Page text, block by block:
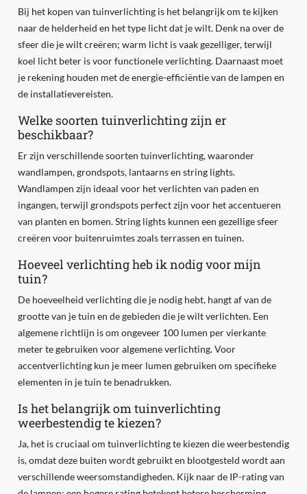
Bij het kopen van tuinverlichting is het belangrijk om te kijken
naar de helderheid en het type licht dat je wilt. Denk na over de
sfeer die je wilt creëren; warm licht is vaak gezelliger, terwijl
koel licht beter is voor functionele verlichting. Daarnaast moet
je rekening houden met de energie-efficiëntie van de lampen en
de installatievereisten.
Welke soorten tuinverlichting zijn er
beschikbaar?
Er zijn verschillende soorten tuinverlichting, waaronder
wandlampen, grondspots, lantaarns en string lights.
Wandlampen zijn ideaal voor het verlichten van paden en
ingangen, terwijl grondspots perfect zijn voor het accentueren
van planten en bomen. String lights kunnen een gezellige sfeer
creëren voor buitenruimtes zoals terrassen en tuinen.
Hoeveel verlichting heb ik nodig voor mijn
tuin?
De hoeveelheid verlichting die je nodig hebt, hangt af van de
grootte van je tuin en de gebieden die je wilt verlichten. Een
algemene richtlijn is om ongeveer 100 lumen per vierkante
meter te gebruiken voor algemene verlichting. Voor
accentverlichting kun je meer lumen gebruiken om specifieke
elementen in je tuin te benadrukken.
Is het belangrijk om tuinverlichting
weerbestendig te kiezen?
Ja, het is cruciaal om tuinverlichting te kiezen die weerbestendig
is, omdat deze buiten wordt gebruikt en blootgesteld wordt aan
verschillende weersomstandigheden. Kijk naar de IP-rating van